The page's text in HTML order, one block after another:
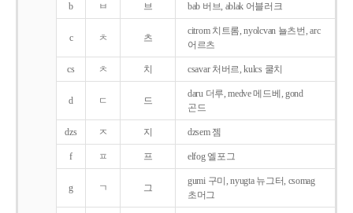
b ㅂ 브 bab 버브, ablak 어블러크
c ㅊ 츠
citrom 치트롬, nyolcvan 뇰츠번, arc
어르츠
cs ㅊ 치 csavar 처버르, kulcs 쿨치
d ㄷ 드
daru 더루, medve 메드베, gond
곤드
dzs ㅈ 지 dzsem 젬
f ㅍ 프 elfog 엘포그
g ㄱ 그
gumi 구미, nyugta 뉴그터, csomag
초머그